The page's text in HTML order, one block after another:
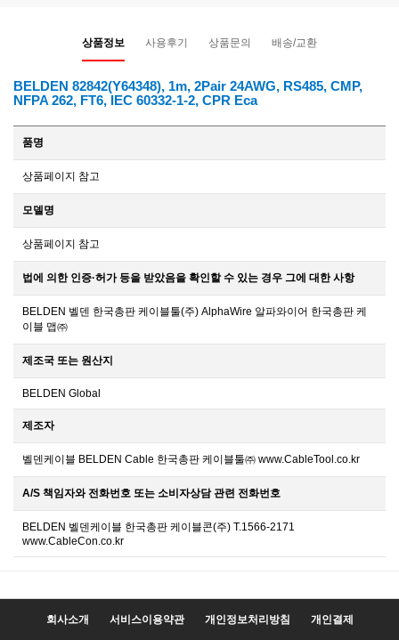
상품정보 사용후기 상품문의 배송/교환
BELDEN 82842(Y64348), 1m, 2Pair 24AWG, RS485, CMP,
NFPA 262, FT6, IEC 60332-1-2, CPR Eca
품명
상품페이지 참고
모델명
상품페이지 참고
법에 의한 인증·허가 등을 받았음을 확인할 수 있는 경우 그에 대한 사항
BELDEN 벨덴 한국총판 케이블툴(주) AlphaWire 알파와이어 한국총판 케
이블 맵㈜
제조국 또는 원산지
BELDEN Global
제조자
벨덴케이블 BELDEN Cable 한국총판 케이블툴㈜ www.CableTool.co.kr
A/S 책임자와 전화번호 또는 소비자상담 관련 전화번호
BELDEN 벨덴케이블 한국총판 케이블콘(주) T.1566-2171
www.CableCon.co.kr
회사소개 서비스이용약관 개인정보처리방침 개인결제